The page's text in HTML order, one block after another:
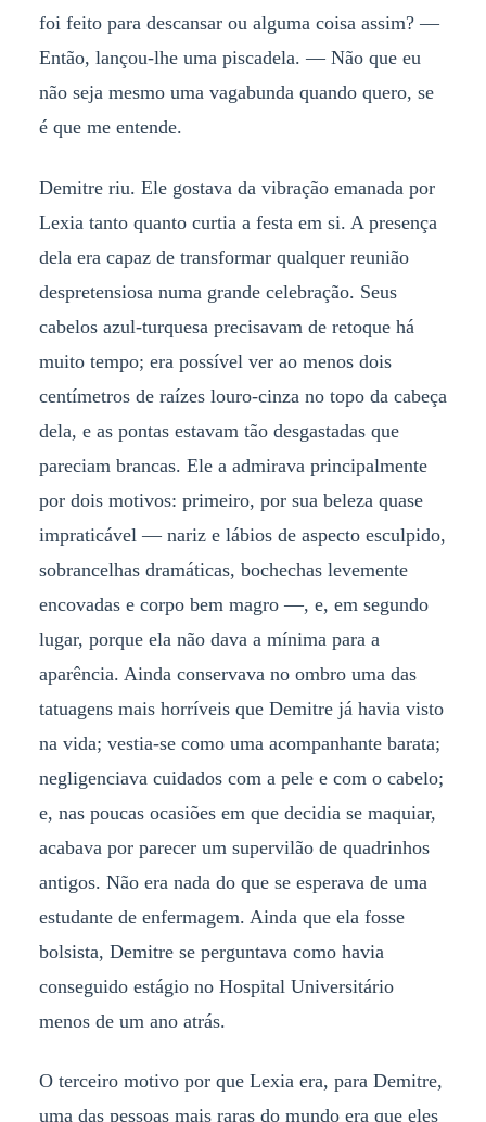
foi feito para descansar ou alguma coisa assim? —
Então, lançou-lhe uma piscadela. — Não que eu
não seja mesmo uma vagabunda quando quero, se
é que me entende.
Demitre riu. Ele gostava da vibração emanada por
Lexia tanto quanto curtia a festa em si. A presença
dela era capaz de transformar qualquer reunião
despretensiosa numa grande celebração. Seus
cabelos azul-turquesa precisavam de retoque há
muito tempo; era possível ver ao menos dois
centímetros de raízes louro-cinza no topo da cabeça
dela, e as pontas estavam tão desgastadas que
pareciam brancas. Ele a admirava principalmente
por dois motivos: primeiro, por sua beleza quase
impraticável — nariz e lábios de aspecto esculpido,
sobrancelhas dramáticas, bochechas levemente
encovadas e corpo bem magro —, e, em segundo
lugar, porque ela não dava a mínima para a
aparência. Ainda conservava no ombro uma das
tatuagens mais horríveis que Demitre já havia visto
na vida; vestia-se como uma acompanhante barata;
negligenciava cuidados com a pele e com o cabelo;
e, nas poucas ocasiões em que decidia se maquiar,
acabava por parecer um supervilão de quadrinhos
antigos. Não era nada do que se esperava de uma
estudante de enfermagem. Ainda que ela fosse
bolsista, Demitre se perguntava como havia
conseguido estágio no Hospital Universitário
menos de um ano atrás.
O terceiro motivo por que Lexia era, para Demitre,
uma das pessoas mais raras do mundo era que eles